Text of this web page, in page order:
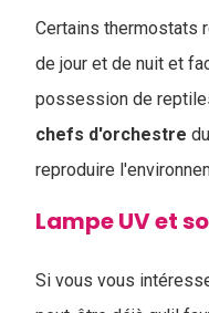
Certains thermostats
de jour et de nuit et
possession de
chefs d'orchestre
reproduire
Lampe UV et
Si vous vous